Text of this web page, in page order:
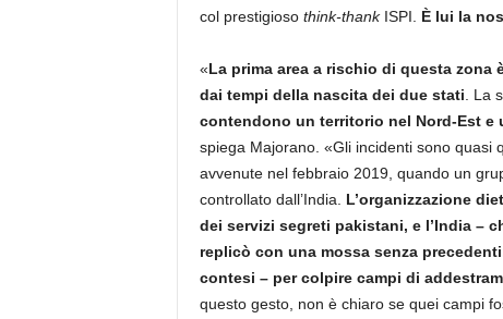
col prestigioso think-thank ISPI. È lui la
«La prima area a rischio di questa
dai tempi della nascita dei due stati . La
contendono un territorio nel Nord-Est e
spiega Majorano. «Gli incidenti sono quasi
avvenute nel febbraio 2019, quando un
controllato dall’India. L’organizzazione
dei servizi segreti pakistani, e l’India –
replicò con una mossa senza
contesi – per colpire campi di
questo gesto, non è chiaro se quei campi